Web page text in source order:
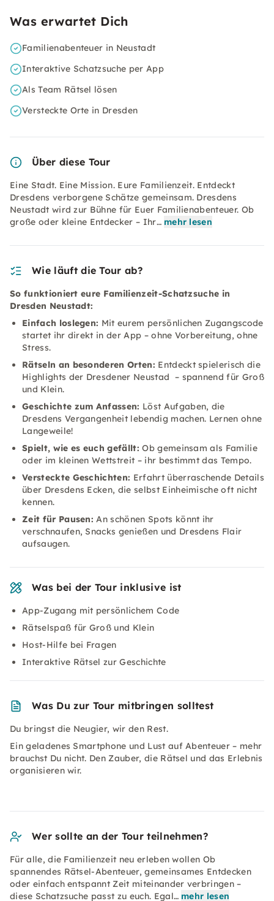
Was erwartet Dich
Familienabenteuer in Neustadt
Interaktive Schatzsuche per App
Als Team Rätsel lösen
Versteckte Orte in Dresden
Über diese Tour
Eine Stadt. Eine Mission. Eure Familienzeit. Entdeckt
Dresdens verborgene Schätze gemeinsam. Dresdens
Neustadt wird zur Bühne für Euer Familienabenteuer. Ob
große oder kleine Entdecker – Ihr… mehr lesen
Wie läuft die Tour ab?
So funktioniert eure Familienzeit-Schatzsuche in
Dresden Neustadt:
Einfach loslegen: Mit eurem persönlichen Zugangscode
startet ihr direkt in der App – ohne Vorbereitung, ohne
Stress.
Rätseln an besonderen Orten: Entdeckt spielerisch die
Highlights der Dresdener Neustad – spannend für Groß
und Klein.
Geschichte zum Anfassen: Löst Aufgaben, die
Dresdens Vergangenheit lebendig machen. Lernen ohne
Langeweile!
Spielt, wie es euch gefällt: Ob gemeinsam als Familie
oder im kleinen Wettstreit – ihr bestimmt das Tempo.
Versteckte Geschichten: Erfahrt überraschende Details
über Dresdens Ecken, die selbst Einheimische oft nicht
kennen.
Zeit für Pausen: An schönen Spots könnt ihr
verschnaufen, Snacks genießen und Dresdens Flair
aufsaugen.
Was bei der Tour inklusive ist
App-Zugang mit persönlichem Code
Rätselspaß für Groß und Klein
Host-Hilfe bei Fragen
Interaktive Rätsel zur Geschichte
Was Du zur Tour mitbringen solltest
Du bringst die Neugier, wir den Rest.
Ein geladenes Smartphone und Lust auf Abenteuer – mehr
brauchst Du nicht. Den Zauber, die Rätsel und das Erlebnis
organisieren wir.
Wer sollte an der Tour teilnehmen?
Für alle, die Familienzeit neu erleben wollen Ob
spannendes Rätsel-Abenteuer, gemeinsames Entdecken
oder einfach entspannt Zeit miteinander verbringen –
diese Schatzsuche passt zu euch. Egal… mehr lesen